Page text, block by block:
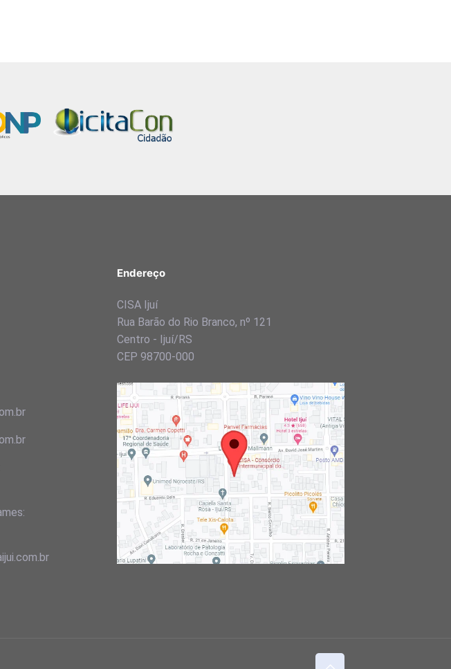
Endereço
CISA Ijuí
Rua Barão do Rio Branco, nº 121
Centro - Ijuí/RS
CEP 98700-000